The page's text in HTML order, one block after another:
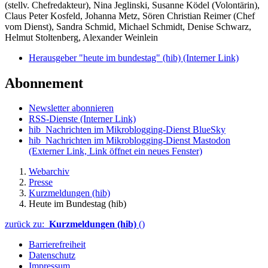
(stellv. Chefredakteur), Nina Jeglinski, Susanne Ködel (Volontärin),
Claus Peter Kosfeld, Johanna Metz, Sören Christian Reimer (Chef
vom Dienst), Sandra Schmid, Michael Schmidt, Denise Schwarz,
Helmut Stoltenberg, Alexander Weinlein
Herausgeber "heute im bundestag" (hib) (Interner Link)
Abonnement
Newsletter abonnieren
RSS-Dienste (Interner Link)
hib_Nachrichten im Mikroblogging-Dienst BlueSky
hib_Nachrichten im Mikroblogging-Dienst Mastodon
(Externer Link, Link öffnet ein neues Fenster)
Webarchiv
Presse
Kurzmeldungen (hib)
Heute im Bundestag (hib)
zurück zu: Kurzmeldungen (hib) ()
Barrierefreiheit
Datenschutz